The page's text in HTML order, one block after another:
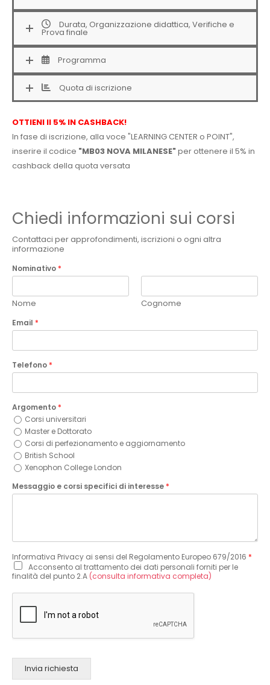
Durata, Organizzazione didattica, Verifiche e
Prova finale
Programma
Quota di iscrizione
OTTIENI Il 5% IN CASHBACK!
In fase di iscrizione, alla voce "LEARNING CENTER o POINT",
inserire il codice "MB03 NOVA MILANESE"per ottenere il 5% in
cashback della quota versata
Chiedi informazioni sui corsi
Contattaci per approfondimenti, iscrizioni o ogni altra
informazione
Nominativo *
Nome Cognome
Email *
Telefono *
Argomento *
Corsi universitari
Master e Dottorato
Corsi di perfezionamento e aggiornamento
British School
Xenophon College London
Messaggio e corsi specifici di interesse *
Informativa Privacy ai sensi del Regolamento Europeo 679/2016 *
Acconsento al trattamento dei dati personali forniti per le
finalità del punto 2.A (consulta informativa completa)
Invia richiesta